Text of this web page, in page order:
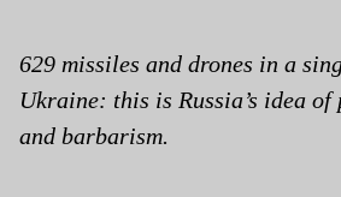
629 missiles and drones in a
Ukraine: this is Russia’s idea of
and barbarism.